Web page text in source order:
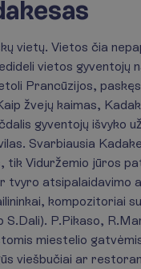
vietų. Vietos čia
vietos gyventojų
Prancūzijos,
žvejų kaimas,
gyventojų išvyko
Svarbiausia
tik Viduržemio jūros
tvyro atsipalaidavimo
kompozitoriai
S.Dali). P.Pikaso,
miestelio
viešbučiai ar